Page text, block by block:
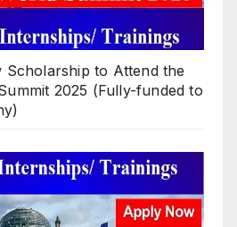
Scholarship to Attend the
2025 (Fully-funded to